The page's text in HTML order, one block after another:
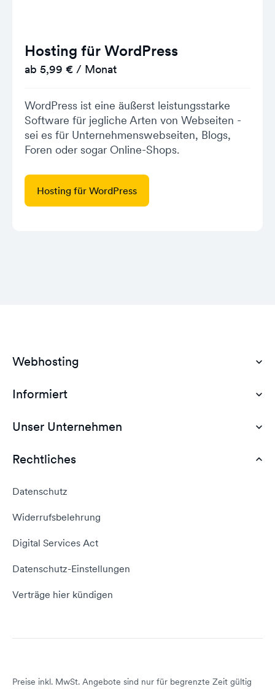
Hosting für WordPress
ab 5,99 € / Monat
WordPress ist eine äußerst leistungsstarke
Software für jegliche Arten von Webseiten -
sei es für Unternehmenswebseiten, Blogs,
Foren oder sogar Online-Shops.
Hosting für WordPress
Webhosting
Domain Hosting
Günstiges Webhosting
Domain umziehen
E-Mail-Domain
Server Hosting
Informiert
Dokumente
WordPress Tutorial
Unser Unternehmen
AGB
Kontakt aufnehmen
Empfehlungsprogramm
Domain Reseller
Status dogado.de
Rechtliches
Datenschutz
Widerrufsbelehrung
Digital Services Act
Datenschutz-Einstellungen
Verträge hier kündigen
Preise inkl. MwSt. Angebote sind nur für begrenzte Zeit gültig